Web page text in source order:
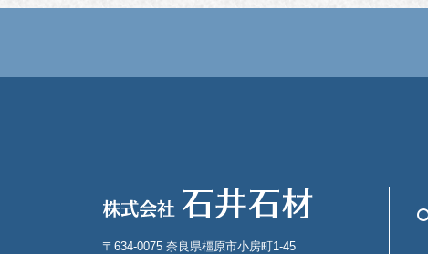
〒634-0075 奈良県橿原市小房町1-45